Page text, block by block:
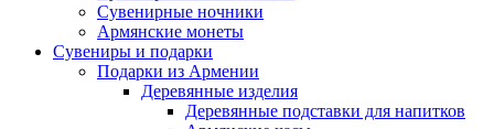
Сувенирные ночники
Армянские монеты
Сувениры и подарки
Подарки из Армении
Деревянные изделия
Деревянные подставки для напитков